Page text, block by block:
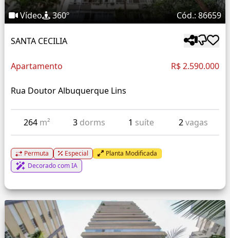
Vídeo 360º Cód.: 86659
SANTA CECILIA
Apartamento R$ 2.590.000
Rua Doutor Albuquerque Lins
264 m² 3 dorms 1 suíte 2vagas
Permuta Especial
Planta Modificada
Decorado com IA